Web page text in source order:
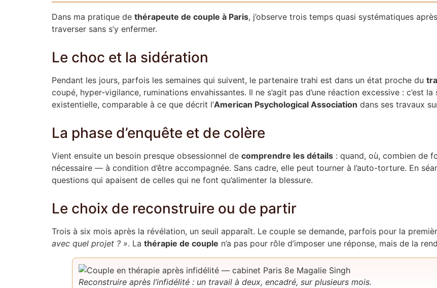
Dans ma pratique de thérapeute de couple à Paris, j’observe trois temps quasi systématiques
traverser sans s’y enfermer.
Le choc et la sidération
Pendant les jours, parfois les semaines qui suivent, le partenaire trahi est dans un état proche du
coupé, hyper-vigilance, ruminations envahissantes. Il ne s’agit pas d’une réaction excessive : c’est
existentielle, comparable à ce que décrit l’American Psychological Association dans ses travaux
La phase d’enquête et de colère
Vient ensuite un besoin presque obsessionnel de comprendre les détails : quand, où, combien de
nécessaire — à condition d’être accompagnée. Sans cadre, elle peut tourner à l’auto-torture. En
questions qui apaisent de celles qui ne font qu’alimenter la blessure.
Le choix de reconstruire ou de partir
Trois à six mois après la révélation, un seuil apparaît. Le couple se demande, parfois pour la
avec quel projet ? ». La thérapie de couple n’a pas pour rôle d’imposer une réponse, mais de la
Reconstruire après l’infidélité : un travail à deux, encadré, sur plusieurs mois.